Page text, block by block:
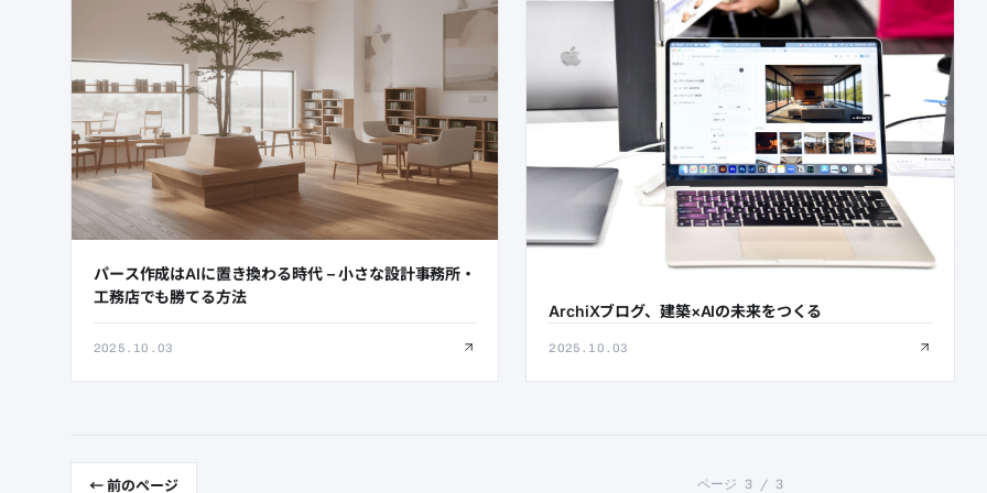
パース作成はAIに置き換わる時代 – 小さな設計事務所・
工務店でも勝てる方法
2025.10.03
ArchiXブログ、建築×AIの未来をつくる
2025.10.03
← 前のページ ページ 3 / 3